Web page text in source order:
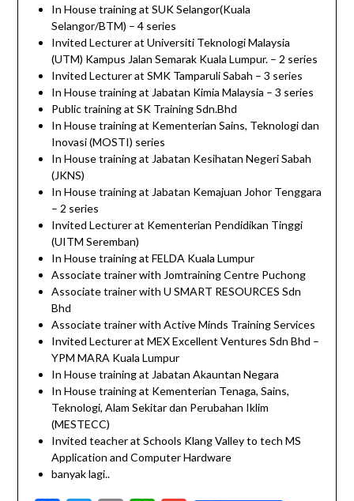
In House training at SUK Selangor(Kuala
Selangor/BTM) – 4 series
Invited Lecturer at Universiti Teknologi Malaysia
(UTM) Kampus Jalan Semarak Kuala Lumpur. – 2 series
Invited Lecturer at SMK Tamparuli Sabah – 3 series
In House training at Jabatan Kimia Malaysia – 3 series
Public training at SK Training Sdn.Bhd
In House training at Kementerian Sains, Teknologi dan
Inovasi (MOSTI) series
In House training at Jabatan Kesihatan Negeri Sabah
(JKNS)
In House training at Jabatan Kemajuan Johor Tenggara
– 2 series
Invited Lecturer at Kementerian Pendidikan Tinggi
(UITM Seremban)
In House training at FELDA Kuala Lumpur
Associate trainer with Jomtraining Centre Puchong
Associate trainer with U SMART RESOURCES Sdn
Bhd
Associate trainer with Active Minds Training Services
Invited Lecturer at MEX Excellent Ventures Sdn Bhd –
YPM MARA Kuala Lumpur
In House training at Jabatan Akauntan Negara
In House training at Kementerian Tenaga, Sains,
Teknologi, Alam Sekitar dan Perubahan Iklim
(MESTECC)
Invited teacher at Schools Klang Valley to tech MS
Application and Computer Hardware
banyak lagi..